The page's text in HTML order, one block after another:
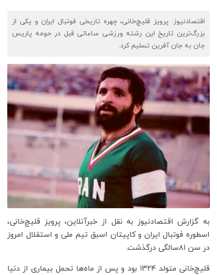
اقتصادنیوز: پرویز قلیچ‌خانی، چهره تاریخی فوتبال ایران و یکی از
بزرگ‌ترین تاریخ این رشته ورزشی ساعاتی قبل در حومه پاریس
جان به جان آفرین تسلیم کرد.
به گزارش اقتصادنیوز به نقل از خبرآنلاین، پرویز قلیچ‌خانی،
اسطوره فوتبال ایران و کاپیتان اسبق تیم ملی و استقلال امروز
در سن ۸۱سالگی درگذشت.
قلیچ‌خانی متولد ۱۳۲۴ بود و پس از ماه‌ها تحمل بیماری از دنیا